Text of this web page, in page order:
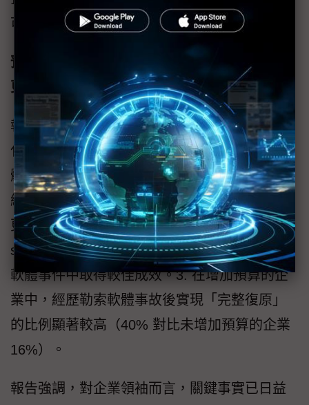
可視性，並顯著減少安全治理滯後的情況。
預算、衡量指標與可量化的復原準備度是推動
更佳成效的關鍵
報告亦指出，當企業的復原準備程度能夠被量
化，且管理層能以業務角度理解風險時，其整
體韌性表現將顯著提升：1. 49% 的企業表示其
網路安全預算按年增加。2. 增加預算的企業，
更傾向投資於不可變儲存（immutable
storage）及自動化備份等韌性基礎，並在勒索
軟體事件中取得較佳成效。3. 在增加預算的企
業中，經歷勒索軟體事故後實現「完整復原」
的比例顯著較高（40% 對比未增加預算的企業
16%）。
報告強調，對企業領袖而言，關鍵事實已日益